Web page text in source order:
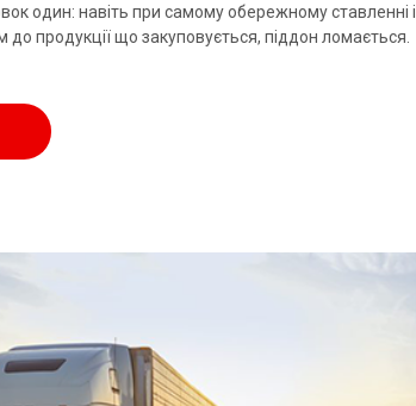
один: навіть при самому обережному ставленні і
продукції що закуповується, піддон ломається.